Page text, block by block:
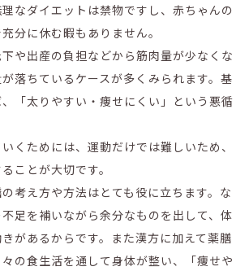
なダイエットは禁物ですし、赤ちゃんの
分に休む暇もありません。
や出産の負担などから筋肉量が少なくな
落ちているケースが多くみられます。基
「太りやすい・痩せにくい」という悪循
くためには、運動だけでは難しいため、
ことが大切です。
考え方や方法はとても役に立ちます。な
足を補いながら余分なものを出して、体
があるからです。また漢方に加えて薬膳
の食生活を通して身体が整い、「痩せや